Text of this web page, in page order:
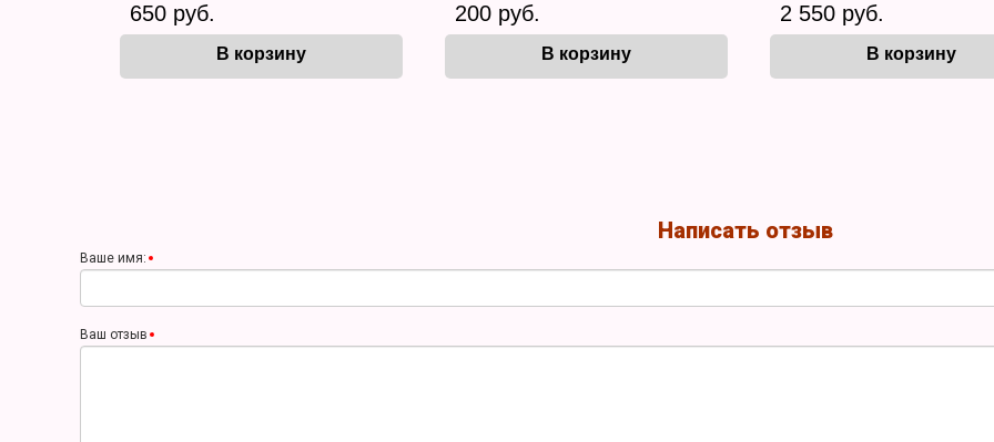
650 руб.
В корзину
200 руб.
В корзину
2 550 руб.
В корзину
Написать отзыв
Ваше имя:
Ваш отзыв